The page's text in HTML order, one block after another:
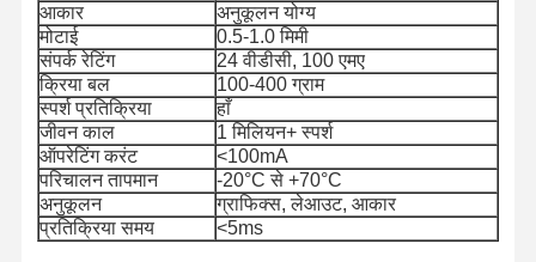
आकार
अनुकूलन योग्य
मोटाई
0.5-1.0 मिमी
संपर्क रेटिंग
24 वीडीसी, 100 एमए
क्रिया बल
100-400 ग्राम
स्पर्श प्रतिक्रिया
हाँ
जीवन काल
1 मिलियन+ स्पर्श
ऑपरेटिंग करंट
<100mA
परिचालन तापमान
-20°C से +70°C
अनुकूलन
ग्राफिक्स, लेआउट, आकार
प्रतिक्रिया समय
<5ms